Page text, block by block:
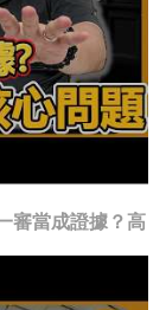
審當成證據？高